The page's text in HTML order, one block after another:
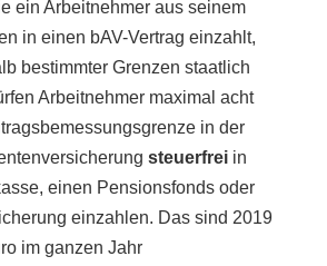
ein Arbeitnehmer aus seinem
in einen bAV-Vertrag einzahlt,
bestimmter Grenzen staatlich
Arbeitnehmer maximal acht
in der
steuerfrei in
einen Pensionsfonds oder
einzahlen. Das sind 2019
im ganzen Jahr